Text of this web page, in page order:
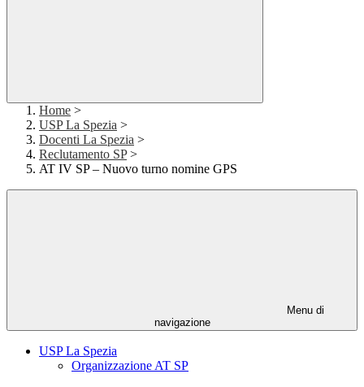
Home >
USP La Spezia >
Docenti La Spezia >
Reclutamento SP >
AT IV SP – Nuovo turno nomine GPS
Menu di
navigazione
USP La Spezia
Organizzazione AT SP